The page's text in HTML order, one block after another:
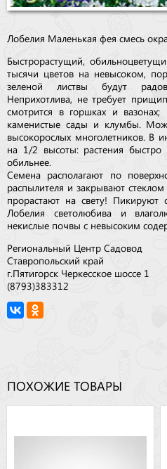
Лобелия Маленькая фея смесь
Быстрорастущий,
тысячи цветов на невысоком,
зеленой листвы будут
Неприхотлива, не требует
смотрится в горшках и вазонах;
каменистые сады и клумбы.
высокорослых многолетников. В
на 1/2 высоты: растения быстро
обильнее.
Семена располагают по
распылителя и закрывают
прорастают на свету!
Лобелия светолюбива и
некислые почвы с невысоким
Региональный Центр Садовод
Ставропольский край
г.Пятигорск Черкесское шоссе 1
(8793)383312
ПОХОЖИЕ ТОВАРЫ